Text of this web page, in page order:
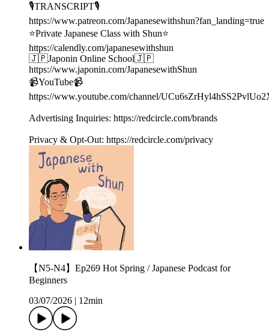
🎙TRANSCRIPT🎙
https://www.patreon.com/Japanesewithshun?fan_landing=true
⭐️Private Japanese Class with Shun⭐️
https://calendly.com/japanesewithshun
🇯🇵Japonin Online School🇯🇵
https://www.japonin.com/JapanesewithShun
📹YouTube📹
https://www.youtube.com/channel/
Advertising Inquiries: https://redcircle.com/brands
Privacy & Opt-Out: https://redcircle.com/privacy
【N5-N4】Ep269 Hot Spring / Japanese Podcast for
Beginners
03/07/2026
12min